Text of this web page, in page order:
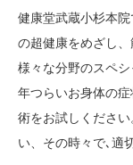
健康堂武蔵小杉本
の超健康をめざし
様々な分野のスペ
年つらいお身体の
術をお試しくださ
い、その時々で､適